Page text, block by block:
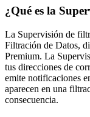
¿Qué es la
La Supervisión de
Filtración de Datos,
Premium. La
tus direcciones de
emite notificaciones
aparecen en una
consecuencia.